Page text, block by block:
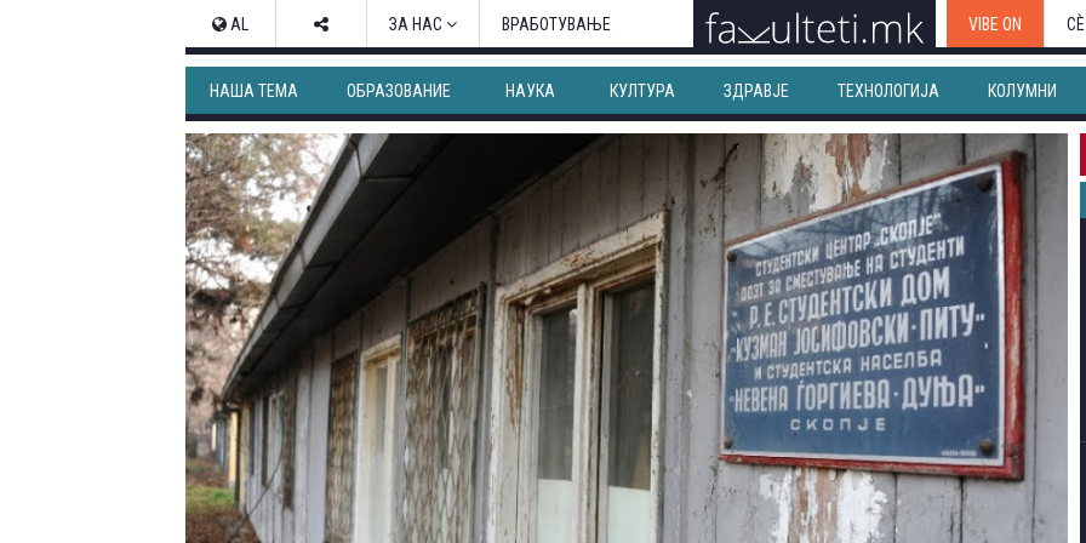
AL ЗА НАС ВРАБОТУВАЊЕ VIBE ON
НАША ТЕМА ОБРАЗОВАНИЕ НАУКА КУЛТУРА ЗДРАВЈЕ ТЕХНОЛОГИЈА КОЛУМНИ